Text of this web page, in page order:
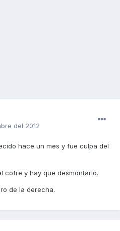
del 2012
hace un mes y fue culpa del
cofre y hay que desmontarlo.
de la derecha.